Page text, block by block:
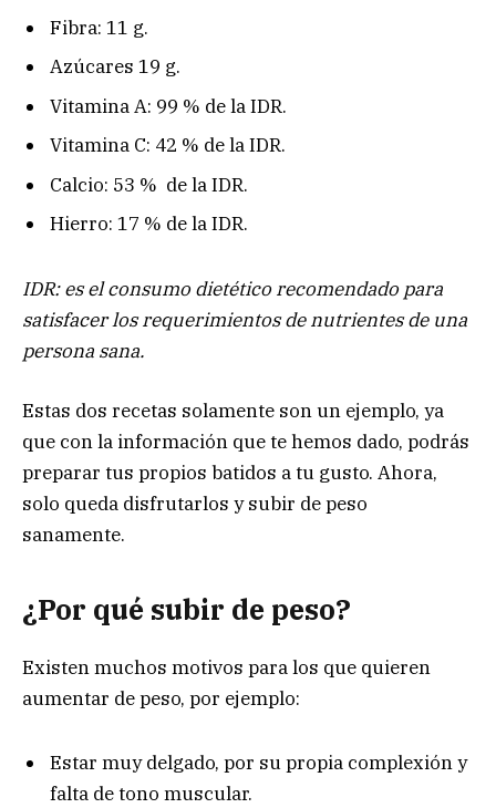
Fibra: 11 g.
Azúcares 19 g.
Vitamina A: 99 % de la IDR.
Vitamina C: 42 % de la IDR.
Calcio: 53 % de la IDR.
Hierro: 17 % de la IDR.
IDR: es el consumo dietético recomendado para
satisfacer los requerimientos de nutrientes de una
persona sana.
Estas dos recetas solamente son un ejemplo, ya
que con la información que te hemos dado, podrás
preparar tus propios batidos a tu gusto. Ahora,
solo queda disfrutarlos y subir de peso
sanamente.
¿Por qué subir de peso?
Existen muchos motivos para los que quieren
aumentar de peso, por ejemplo:
Estar muy delgado, por su propia complexión y
falta de tono muscular.